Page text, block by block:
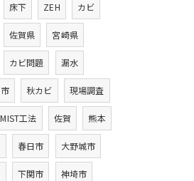
床下 ZEH カビ
佐賀県 宮崎県
カビ問題 漏水
秋カビ 現場調査
MIST工法 佐賀 熊本
春日市 大野城市
下関市 神埼市